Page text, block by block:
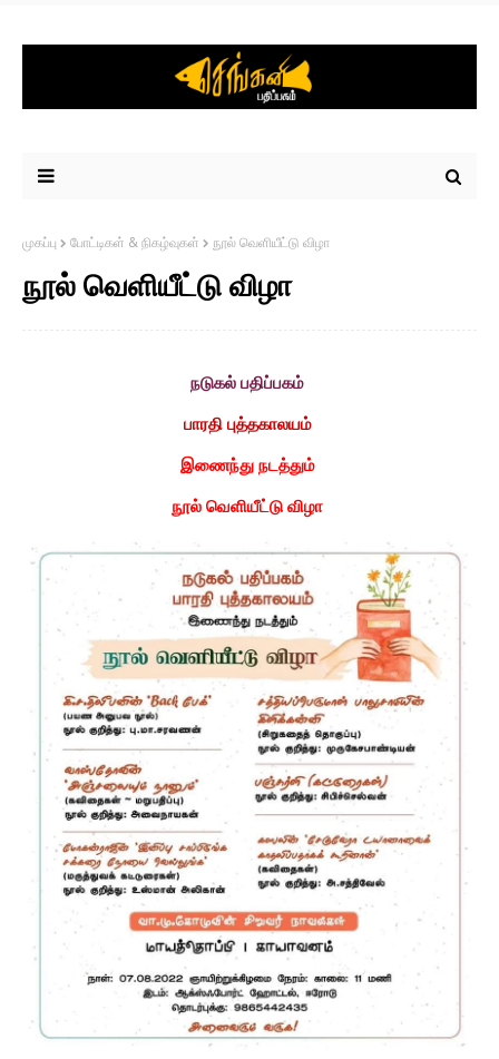
முகப்பு போட்டிகள் & நிகழ்வுகள் நூல் வெளியீட்டு விழா
நூல் வெளியீட்டு விழா
நடுகல் பதிப்பகம்
பாரதி புத்தகாலயம்
இணைந்து நடத்தும்
நூல் வெளியீட்டு விழா